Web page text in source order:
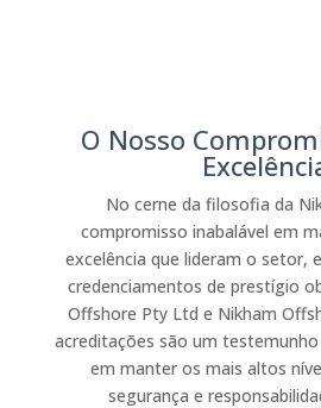
O Nosso
No cerne da filosofia da
compromisso inabalável em
excelência que lideram o setor,
credenciamentos de prestígio
Offshore Pty Ltd e Nikham
acreditações são um
em manter os mais altos
segurança e